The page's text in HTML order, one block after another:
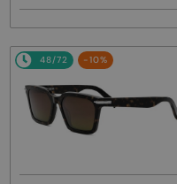
48/72 -10%